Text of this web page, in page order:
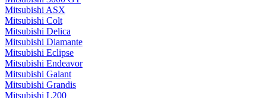
Mitsubishi ASX
Mitsubishi Colt
Mitsubishi Delica
Mitsubishi Diamante
Mitsubishi Eclipse
Mitsubishi Endeavor
Mitsubishi Galant
Mitsubishi Grandis
Mitsubishi L200